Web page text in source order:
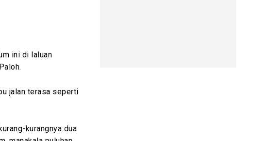
ini di laluan
jalan terasa seperti
kurangnya dua